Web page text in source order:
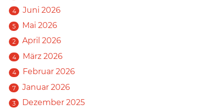
4 Juni 2026
5 Mai 2026
2 April 2026
4 März 2026
4 Februar 2026
7 Januar 2026
3 Dezember 2025